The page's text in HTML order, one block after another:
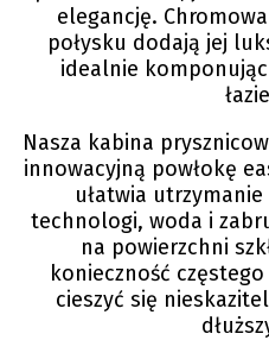
elegancję.
połysku dodają jej
idealnie
Nasza kabina
innowacyjną powłokę
ułatwia
technologi, woda i
na powierzchni
konieczność
cieszyć się